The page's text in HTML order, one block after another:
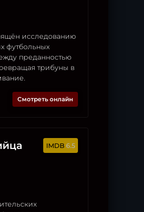
исследованию
футбольных
преданностью
трибуны в
Смотреть онлайн
6.5